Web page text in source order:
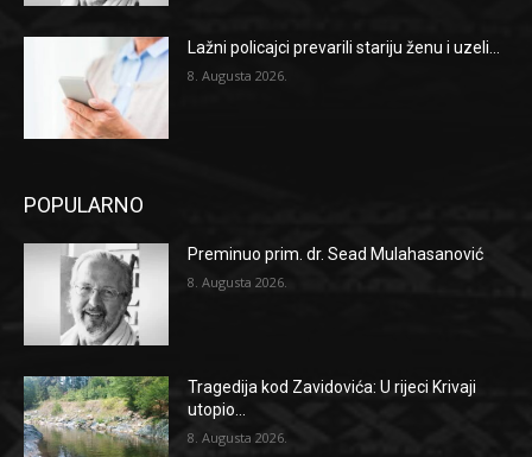
Lažni policajci prevarili stariju ženu i uzeli...
8. Augusta 2026.
POPULARNO
Preminuo prim. dr. Sead Mulahasanović
8. Augusta 2026.
Tragedija kod Zavidovića: U rijeci Krivaji
utopio...
8. Augusta 2026.